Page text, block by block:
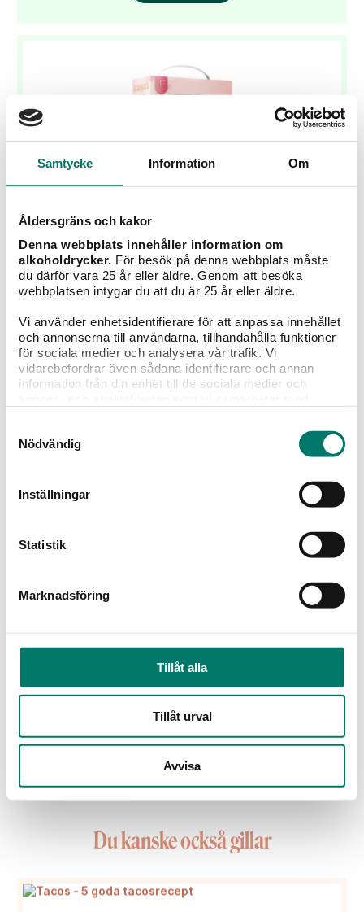
Samtycke Information Om
Åldersgräns och kakor
Denna webbplats innehåller information om
alkoholdrycker. För besök på denna webbplats måste
du därför vara 25 år eller äldre. Genom att besöka
webbplatsen intygar du att du är 25 år eller äldre.
Vi använder enhetsidentifierare för att anpassa innehållet
och annonserna till användarna, tillhandahålla funktioner
för sociala medier och analysera vår trafik. Vi
vidarebefordrar även sådana identifierare och annan
information från din enhet till de sociala medier och
information som du har tillhandahållit eller som de har
samlat in när du har använt deras tjänster.
Nödvändig
Inställningar
Statistik
Marknadsföring
Tillåt alla
Tillåt urval
Avvisa
Ecologica Girasol Organic Rosé
225 kr
Rosé med en torr smak och inslag av jordgubbar,
körsbär, persika och blodapelsin.
KÖP
Lämna dina kontaktuppgifter och få våra
nyhetsbrev fyllda med inspiration, recept, vintips
Jag har tagit del av Vivassekretesspolicy
lagras enligt denna.*
PRENUMERERA
Du kanske också gillar